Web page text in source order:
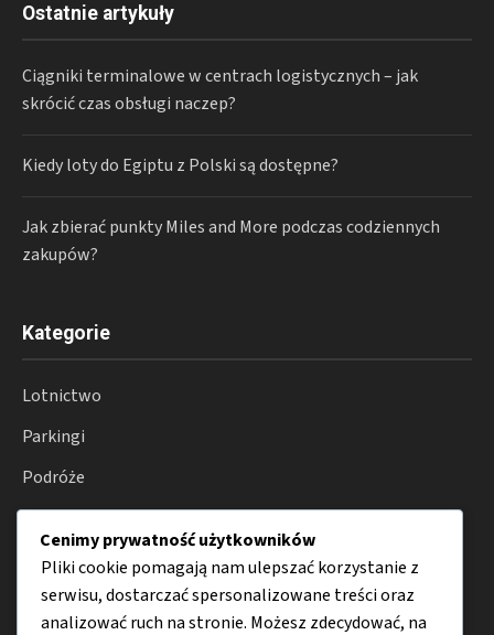
Ostatnie artykuły
Ciągniki terminalowe w centrach logistycznych – jak
skrócić czas obsługi naczep?
Kiedy loty do Egiptu z Polski są dostępne?
Jak zbierać punkty Miles and More podczas codziennych
zakupów?
Kategorie
Lotnictwo
Parkingi
Podróże
Transport
Porady
Cenimy prywatność użytkowników
Pliki cookie pomagają nam ulepszać korzystanie z
serwisu, dostarczać spersonalizowane treści oraz
analizować ruch na stronie. Możesz zdecydować, na